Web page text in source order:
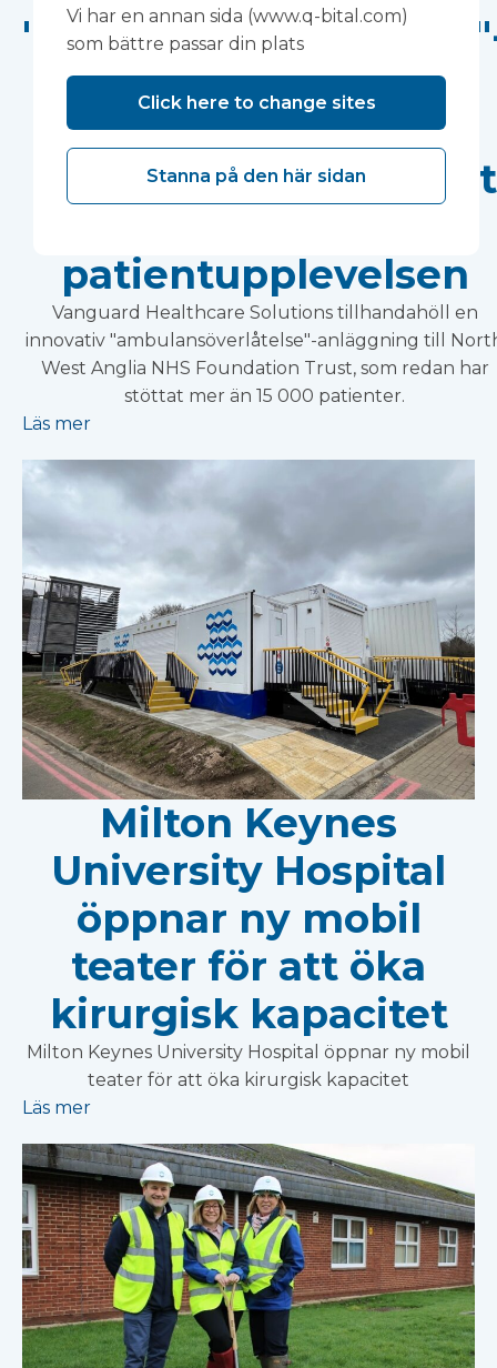
anläggning hjälper
North West Anglia
NHS Foundation Trust
patientupplevelsen
Vanguard Healthcare Solutions tillhandahöll en
innovativ "ambulansöverlåtelse"-anläggning till
West Anglia NHS Foundation Trust, som redan har
stöttat mer än 15 000 patienter.
Läs mer
Milton Keynes
University Hospital
öppnar ny mobil
teater för att öka
kirurgisk kapacitet
Milton Keynes University Hospital öppnar ny mobil
teater för att öka kirurgisk kapacitet
Läs mer
Vi har en annan sida (www.q-bital.com)
som bättre passar din plats
Click here to change sites
Stanna på den här sidan